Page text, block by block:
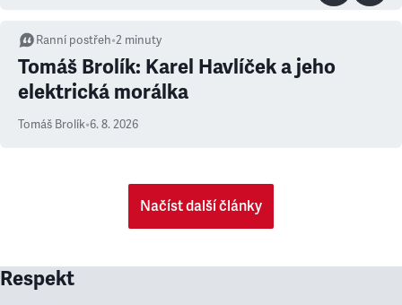
Ranní postřeh•2 minuty
Tomáš Brolík: Karel Havlíček a jeho
elektrická morálka
Tomáš Brolík•6. 8. 2026
Načíst další články
Respekt